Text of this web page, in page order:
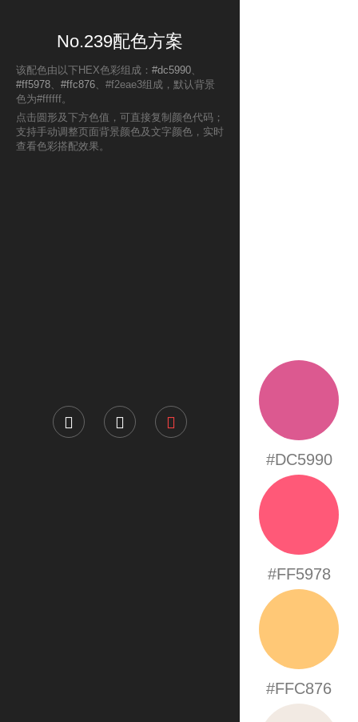
No.239配色方案
该配色由以下HEX色彩组成： #dc5990、
#ff5978、 #ffc876、#f2eae3组成，默认背景
色为#ffffff。
点击圆形及下方色值，可直接复制颜色代码；
支持手动调整页面背景颜色及文字颜色，实时
查看色彩搭配效果。
#DC5990
#FF5978
#FFC876